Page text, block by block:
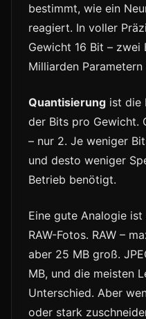
bestimmt, wie ein
reagiert. In voller
Gewicht 16 Bit –
Milliarden
Quantisierung ist die
der Bits pro Gewicht.
– nur 2. Je weniger
und desto weniger
Betrieb benötigt.
Eine gute Analogie
RAW-Fotos. RAW –
aber 25 MB groß.
MB, und die meisten
Unterschied. Aber
oder stark